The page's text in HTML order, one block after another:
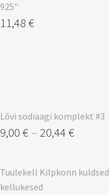
17,00 €.
on:
15,00 €.
925"
Algne
11,48 €
Lõvi sodiaagi komplekt #3
9,00 € – 20,44 €
9,00 €
kuni
Tuulekell Kilpkonn kuldsed
kellukesed